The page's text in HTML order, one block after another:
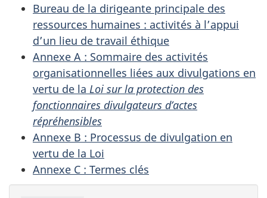
Bureau de la dirigeante principale des
ressources humaines : activités à l’appui
d’un lieu de travail éthique
Annexe A : Sommaire des activités
organisationnelles liées aux divulgations en
vertu de la Loi sur la protection des
fonctionnaires divulgateurs d’actes
répréhensibles
Annexe B : Processus de divulgation en
vertu de la Loi
Annexe C : Termes clés